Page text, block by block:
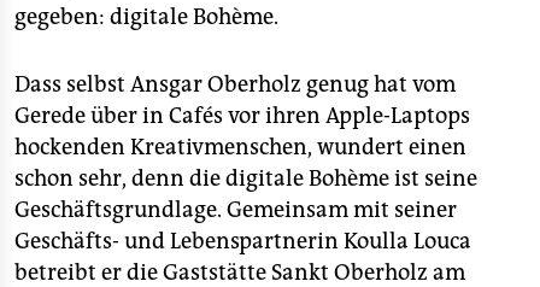
abo
genossenschaft
epaper login
gegeben: digitale Bohème.
Dass selbst Ansgar Oberholz genug hat vom
Gerede über in Cafés vor ihren Apple-Laptops
hockenden Kreativmenschen, wundert einen
schon sehr, denn die digitale Bohème ist seine
Geschäftsgrundlage. Gemeinsam mit seiner
Geschäfts- und Lebenspartnerin Koulla Louca
betreibt er die Gaststätte Sankt Oberholz am